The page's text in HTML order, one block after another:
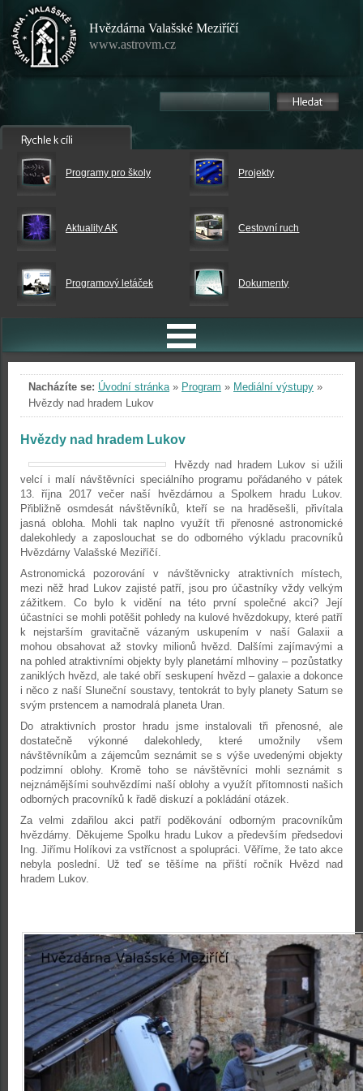
Hvězdárna Valašské Meziříčí
www.astrovm.cz
Programy pro školy Projekty
Aktuality AK Cestovní ruch
Programový letáček Dokumenty
Nacházíte se: Úvodní stránka» Program » Mediální výstupy »
Hvězdy nad hradem Lukov
Hvězdy nad hradem Lukov
Hvězdy nad hradem Lukov si užili
velcí i malí návštěvníci speciálního programu pořádaného v pátek
13. října 2017 večer naší hvězdárnou a Spolkem hradu Lukov.
Přibližně osmdesát návštěvníků, kteří se na hraděsešli, přivítala
jasná obloha. Mohli tak naplno využít tři přenosné astronomické
dalekohledy a zaposlouchat se do odborného výkladu pracovníků
Hvězdárny Valašské Meziříčí.
Astronomická pozorování v návštěvnicky atraktivních místech,
mezi něž hrad Lukov zajisté patří, jsou pro účastníky vždy velkým
zážitkem. Co bylo k vidění na této první společné akci? Její
účastníci se mohli potěšit pohledy na kulové hvězdokupy, které patří
k nejstarším gravitačně vázaným uskupením v naší Galaxii a
mohou obsahovat až stovky milionů hvězd. Dalšími zajímavými a
na pohled atraktivními objekty byly planetární mlhoviny – pozůstatky
zaniklých hvězd, ale také obří seskupení hvězd – galaxie a dokonce
i něco z naší Sluneční soustavy, tentokrát to byly planety Saturn se
svým prstencem a namodralá planeta Uran.
Do atraktivních prostor hradu jsme instalovali tři přenosné, ale
dostatečně výkonné dalekohledy, které umožnily všem
návštěvníkům a zájemcům seznámit se s výše uvedenými objekty
podzimní oblohy. Kromě toho se návštěvníci mohli seznámit s
nejznámějšími souhvězdími naší oblohy a využít přítomnosti našich
odborných pracovníků k řadě diskuzí a pokládání otázek.
Za velmi zdařilou akci patří poděkování odborným pracovníkům
hvězdárny. Děkujeme Spolku hradu Lukov a především předsedovi
Ing. Jiřímu Holíkovi za vstřícnost a spolupráci. Věříme, že tato akce
nebyla poslední. Už teď se těšíme na příští ročník Hvězd nad
hradem Lukov.